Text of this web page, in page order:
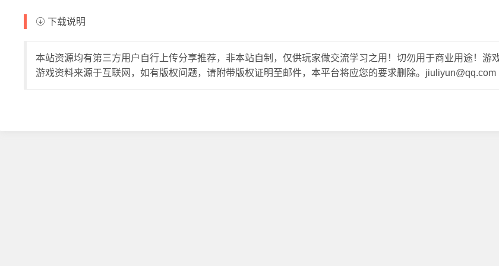
下载说明
本站资源均有第三方用户自行上传分享推荐，非本站自制，仅供玩家做交流学习之用！切勿用于商业用途！游
游戏资料来源于互联网，如有版权问题，请附带版权证明至邮件，本平台将应您的要求删除。jiuliyun@qq.com